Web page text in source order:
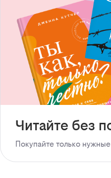
Читайте без
Покупайте только